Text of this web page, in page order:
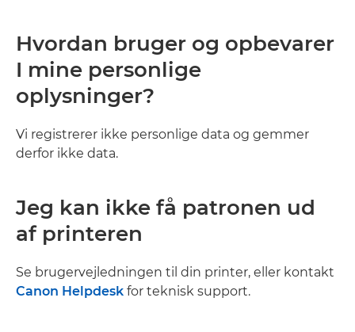
Hvordan bruger og opbevarer
I mine personlige
oplysninger?
Vi registrerer ikke personlige data og gemmer
derfor ikke data.
Jeg kan ikke få patronen ud
af printeren
Se brugervejledningen til din printer, eller kontakt
Canon Helpdesk for teknisk support.